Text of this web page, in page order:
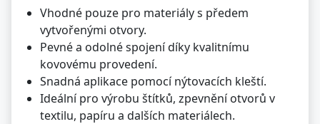
Vhodné pouze pro materiály s předem
vytvořenými otvory.
Pevné a odolné spojení díky kvalitnímu
kovovému provedení.
Snadná aplikace pomocí nýtovacích kleští.
Ideální pro výrobu štítků, zpevnění otvorů v
textilu, papíru a dalších materiálech.